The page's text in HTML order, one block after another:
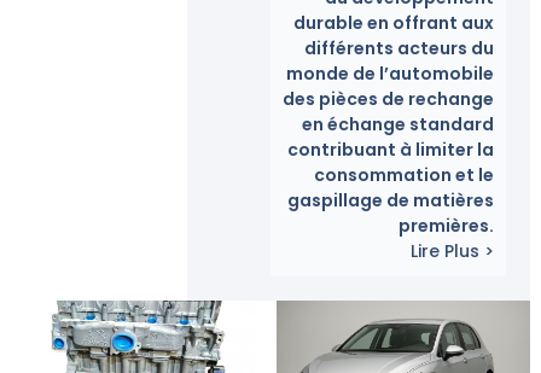
durable en offrant aux
différents acteurs du
monde de l’automobile
des pièces de rechange
en échange standard
contribuant à limiter la
consommation et le
gaspillage de matières
premières.
Lire Plus >